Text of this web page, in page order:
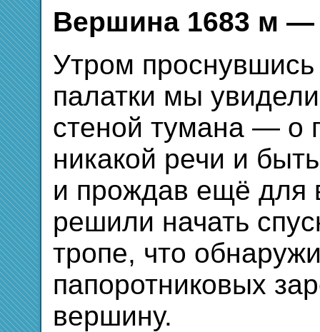
Вершина 1683 м —
Утром
палатки мы
стеной тумана — о
никакой речи и
и прождав ещё для
решили начать
тропе, что
папоротниковых
вершину.